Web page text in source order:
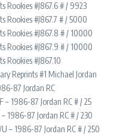
Rookies #J867.6 # / 9923
Rookies #J867.7 # / 5000
Rookies #J867.8 # / 10000
Rookies #J867.9 # / 10000
Rookies #J867.10
Reprints #1 Michael Jordan
87 Jordan RC
– 1986-87 Jordan RC # / 25
1986-87 Jordan RC # / 230
– 1986-87 Jordan RC # / 250